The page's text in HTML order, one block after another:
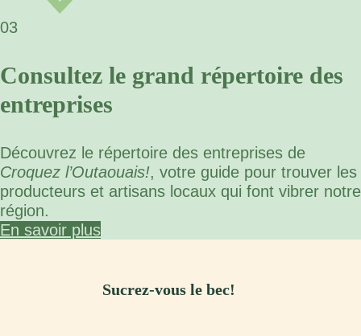
03
Consultez le grand répertoire des
entreprises
Découvrez le répertoire des entreprises de
Croquez l’Outaouais!, votre guide pour trouver les
producteurs et artisans locaux qui font vibrer notre
région.
En savoir plus
Sucrez-vous le bec!